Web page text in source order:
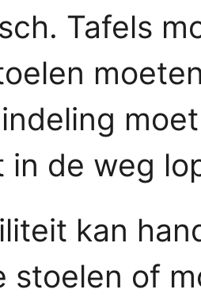
Tafels
in de weg
kan
stoelen of